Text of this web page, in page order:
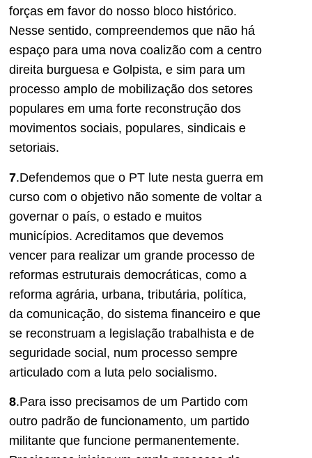
forças em favor do nosso bloco histórico.
Nesse sentido, compreendemos que não há
espaço para uma nova coalizão com a centro
direita burguesa e Golpista, e sim para um
processo amplo de mobilização dos setores
populares em uma forte reconstrução dos
movimentos sociais, populares, sindicais e
setoriais.
7.Defendemos que o PT lute nesta guerra em
curso com o objetivo não somente de voltar a
governar o país, o estado e muitos
municípios. Acreditamos que devemos
vencer para realizar um grande processo de
reformas estruturais democráticas, como a
reforma agrária, urbana, tributária, política,
da comunicação, do sistema financeiro e que
se reconstruam a legislação trabalhista e de
seguridade social, num processo sempre
articulado com a luta pelo socialismo.
8.Para isso precisamos de um Partido com
outro padrão de funcionamento, um partido
militante que funcione permanentemente.